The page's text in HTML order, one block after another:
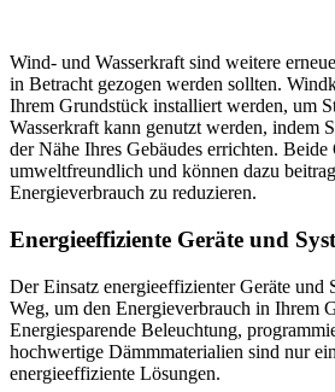
Wind- und Wasserkraft sind weitere
in Betracht gezogen werden sollten.
Ihrem Grundstück installiert werden, um
Wasserkraft kann genutzt werden, indem
der Nähe Ihres Gebäudes errichten. Beide
umweltfreundlich und können dazu
Energieverbrauch zu reduzieren.
Energieeffiziente Geräte und
Der Einsatz energieeffizienter Geräte und
Weg, um den Energieverbrauch in Ihrem
Energiesparende Beleuchtung,
hochwertige Dämmmaterialien sind nur
energieeffiziente Lösungen.